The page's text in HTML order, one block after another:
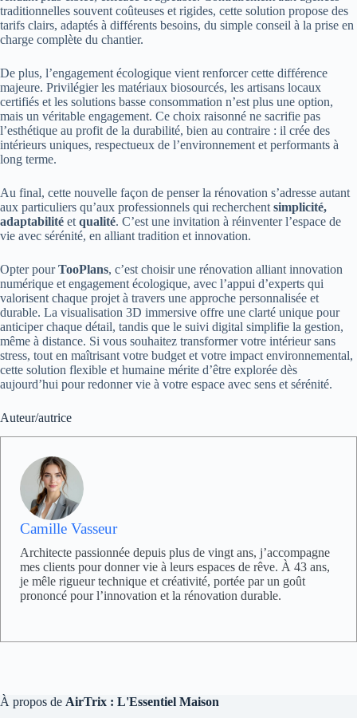
traditionnelles souvent coûteuses et rigides, cette solution propose des
tarifs clairs, adaptés à différents besoins, du simple conseil à la prise en
charge complète du chantier.
De plus, l’engagement écologique vient renforcer cette différence
majeure. Privilégier les matériaux biosourcés, les artisans locaux
certifiés et les solutions basse consommation n’est plus une option,
mais un véritable engagement. Ce choix raisonné ne sacrifie pas
l’esthétique au profit de la durabilité, bien au contraire : il crée des
intérieurs uniques, respectueux de l’environnement et performants à
long terme.
Au final, cette nouvelle façon de penser la rénovation s’adresse autant
aux particuliers qu’aux professionnels qui recherchent simplicité,
adaptabilité et qualité. C’est une invitation à réinventer l’espace de
vie avec sérénité, en alliant tradition et innovation.
Opter pourTooPlans, c’est choisir une rénovation alliant innovation
numérique et engagement écologique, avec l’appui d’experts qui
valorisent chaque projet à travers une approche personnalisée et
durable. La visualisation 3D immersive offre une clarté unique pour
anticiper chaque détail, tandis que le suivi digital simplifie la gestion,
même à distance. Si vous souhaitez transformer votre intérieur sans
stress, tout en maîtrisant votre budget et votre impact environnemental,
cette solution flexible et humaine mérite d’être explorée dès
aujourd’hui pour redonner vie à votre espace avec sens et sérénité.
Auteur/autrice
Camille Vasseur
Architecte passionnée depuis plus de vingt ans, j’accompagne
mes clients pour donner vie à leurs espaces de rêve. À 43 ans,
je mêle rigueur technique et créativité, portée par un goût
prononcé pour l’innovation et la rénovation durable.
À propos de AirTrix : L'Essentiel Maison